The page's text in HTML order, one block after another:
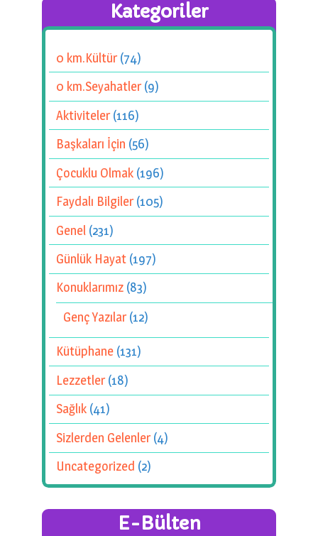
Kategoriler
0 km.Kültür(74)
0 km.Seyahatler(9)
Aktiviteler(116)
Başkaları İçin (56)
Çocuklu Olmak (196)
Faydalı Bilgiler(105)
Genel (231)
Günlük Hayat (197)
Konuklarımız (83)
Genç Yazılar(12)
Kütüphane (131)
Lezzetler(18)
Sağlık (41)
Sizlerden Gelenler(4)
Uncategorized (2)
E-Bülten